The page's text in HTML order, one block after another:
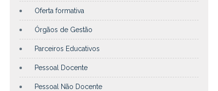
Oferta formativa
Órgãos de Gestão
Parceiros Educativos
Pessoal Docente
Pessoal Não Docente